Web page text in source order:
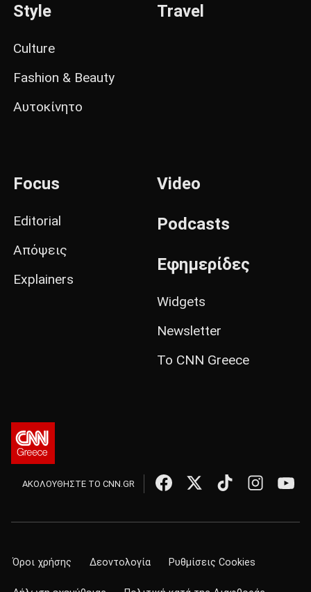
Style
Culture
Fashion & Beauty
Αυτοκίνητο
Travel
Focus
Editorial
Απόψεις
Explainers
Video
Podcasts
Εφημερίδες
Widgets
Newsletter
Το CNN Greece
ΑΚΟΛΟΥΘΗΣΤΕ ΤΟ CNN.GR
Όροι χρήσης Δεοντολογία Ρυθμίσεις Cookies